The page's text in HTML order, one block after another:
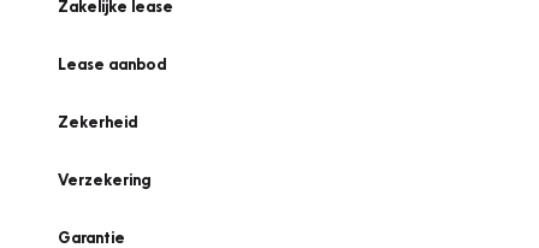
Zakelijke lease
Lease aanbod
Zekerheid
Verzekering
Garantie